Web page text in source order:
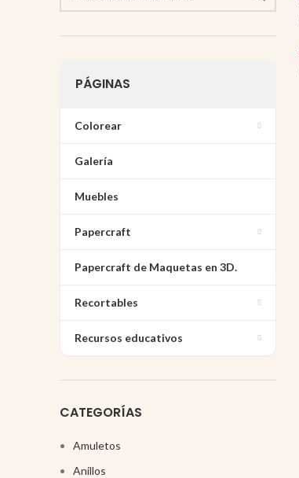
PÁGINAS
Colorear
Galería
Muebles
Papercraft
Papercraft de Maquetas en 3D.
Recortables
Recursos educativos
CATEGORÍAS
Amuletos
Anillos